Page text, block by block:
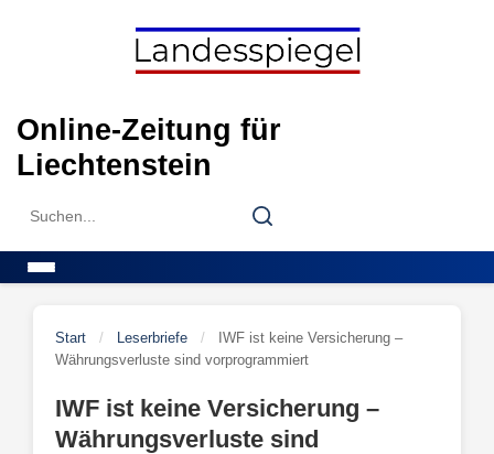
Online-Zeitung für
Liechtenstein
Search
Search
Start / Leserbriefe /
IWF ist keine Versicherung –
Währungsverluste sind vorprogrammiert
IWF ist keine Versicherung –
Währungsverluste sind